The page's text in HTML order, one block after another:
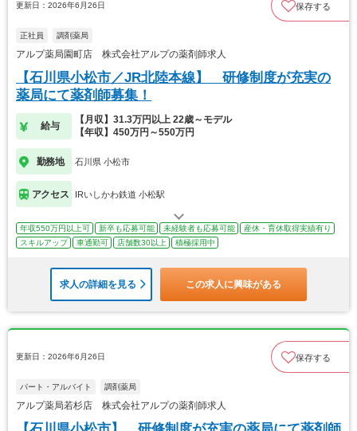
更新日：2026年6月26日 保存する
正社員 調剤薬局
アルプ薬局園町店 株式会社アルプの薬剤師求人
【石川県小松市／JR北陸本線】 研修制度が充実の
薬局にて薬剤師募集！
給与
【月収】31.3万円以上 22歳～モデル
【年収】450万円～550万円
勤務地 石川県 小松市
アクセス IRいしかわ鉄道 小松駅
年収550万円以上可 新卒も応募可能 未経験者も応募可能
産休・育休取得実績有り
スキルアップ
車通勤可 店舗数30以上 積極採用中
求人の詳細を見る この求人に興味がある
更新日：2026年6月26日 保存する
パート・アルバイト 調剤薬局
アルプ薬局若杉店 株式会社アルプの薬剤師求人